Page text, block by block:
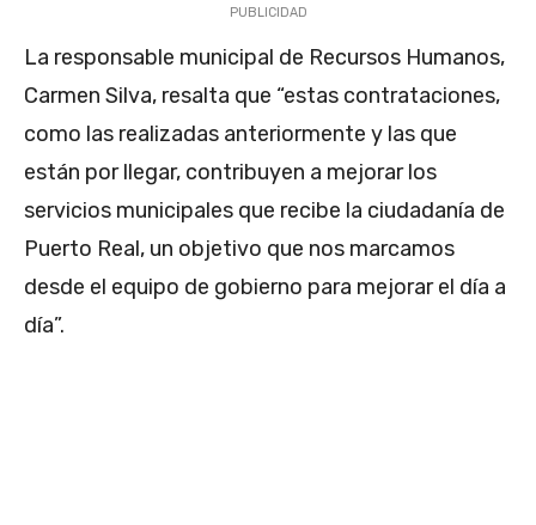
PUBLICIDAD
La responsable municipal de Recursos Humanos,
Carmen Silva, resalta que “estas contrataciones,
como las realizadas anteriormente y las que
están por llegar, contribuyen a mejorar los
servicios municipales que recibe la ciudadanía de
Puerto Real, un objetivo que nos marcamos
desde el equipo de gobierno para mejorar el día a
día”.